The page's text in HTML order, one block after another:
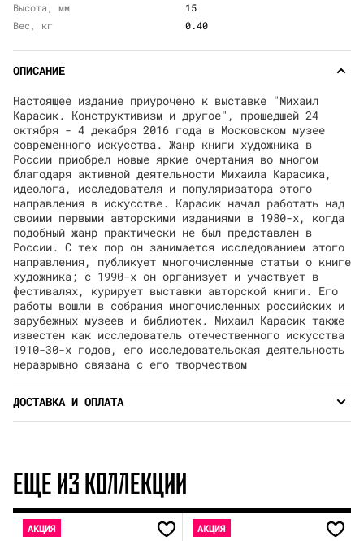
Высота, мм
15
Вес, кг
0.40
ОПИСАНИЕ
Настоящее издание приурочено к выставке "Михаил
Карасик. Конструктивизм и другое", прошедшей 24
октября - 4 декабря 2016 года в Московском музее
современного искусства. Жанр книги художника в
России приобрел новые яркие очертания во многом
благодаря активной деятельности Михаила Карасика,
идеолога, исследователя и популяризатора этого
направления в искусстве. Карасик начал работать над
своими первыми авторскими изданиями в 1980-х, когда
подобный жанр практически не был представлен в
России. С тех пор он занимается исследованием этого
направления, публикует многочисленные статьи о книге
художника; с 1990-х он организует и участвует в
фестивалях, курирует выставки авторской книги. Его
работы вошли в собрания многочисленных российских и
зарубежных музеев и библиотек. Михаил Карасик также
известен как исследователь отечественного искусства
1910-30-х годов, его исследовательская деятельность
неразрывно связана с его творчеством
ДОСТАВКА И ОПЛАТА
ЕЩЕ ИЗ КОЛЛЕКЦИИ
АКЦИЯ АКЦИЯ